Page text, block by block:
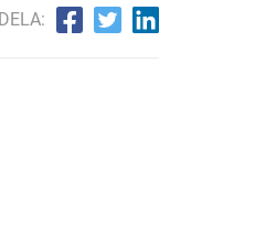
DELA: